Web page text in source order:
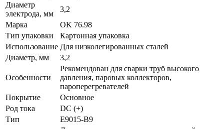
Диаметр
электрода, мм
3,2
Марка
OK 76.98
Тип упаковки
Картонная упаковка
Использование Для низколегированных сталей
Диаметр, мм
3,2
Особенности
Рекомендован для сварки труб высокого
давления, паровых коллекторов,
пароперегревателей
Покрытие
Основное
Род тока
DC (+)
Тип
E9015-B9